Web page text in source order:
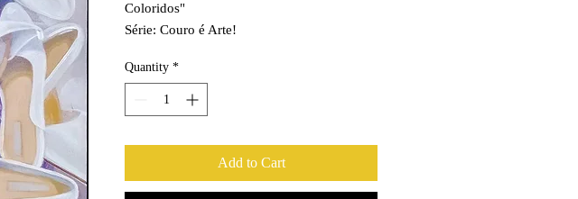
Coloridos"
Série: Couro é Arte!
Técnica: Acrílica sobre tela
Medidas: 80 x 80 cm
Quantity *
Add to Cart